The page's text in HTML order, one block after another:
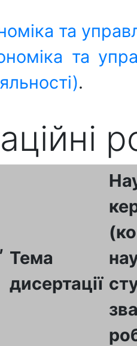
та
та
.
Тема
дисертації